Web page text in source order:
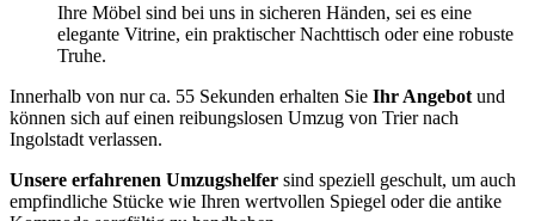
Ihre Möbel sind bei uns in sicheren Händen, sei es eine
elegante Vitrine, ein praktischer Nachttisch oder eine robuste
Truhe.
Innerhalb von nur ca. 55 Sekunden erhalten Sie Ihr Angebot und
können sich auf einen reibungslosen Umzug von Trier nach
Ingolstadt verlassen.
Unsere erfahrenen Umzugshelfer sind speziell geschult, um auch
empfindliche Stücke wie Ihren wertvollen Spiegel oder die antike